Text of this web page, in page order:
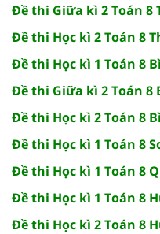
Đề thi Giữa kì 2 Toán 8
Đề thi Học kì 2 Toán 8
Đề thi Học kì 1 Toán 8
Đề thi Giữa kì 2 Toán 8
Đề thi Học kì 2 Toán 8
Đề thi Học kì 1 Toán 8
Đề thi Học kì 1 Toán 8
Đề thi Học kì 1 Toán 8
Đề thi Học kì 2 Toán 8